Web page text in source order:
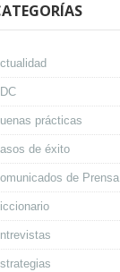
prácticas
de éxito
de Prensa